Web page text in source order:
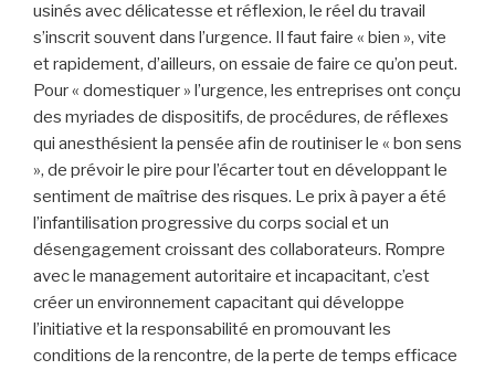
usinés avec délicatesse et réflexion, le réel du travail
s’inscrit souvent dans l’urgence. Il faut faire « bien », vite
et rapidement, d’ailleurs, on essaie de faire ce qu’on peut.
Pour « domestiquer » l’urgence, les entreprises ont conçu
des myriades de dispositifs, de procédures, de réflexes
qui anesthésient la pensée afin de routiniser le « bon sens
», de prévoir le pire pour l’écarter tout en développant le
sentiment de maîtrise des risques. Le prix à payer a été
l’infantilisation progressive du corps social et un
désengagement croissant des collaborateurs. Rompre
avec le management autoritaire et incapacitant, c’est
créer un environnement capacitant qui développe
l’initiative et la responsabilité en promouvant les
conditions de la rencontre, de la perte de temps efficace